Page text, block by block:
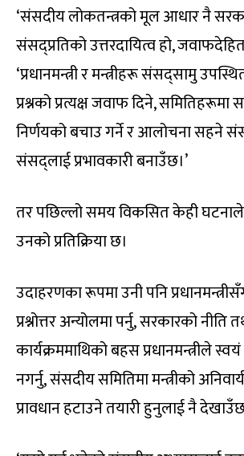
‘संसदीय लोकतन्त्रको मूल आधार नै
संसद्प्रतिको उत्तरदायित्व हो,
‘प्रधानमन्त्री र मन्त्रीहरू संसद्सामु
प्रश्नको प्रत्यक्ष जवाफ दिने, समितिहरूमा
निर्णयको बचाउ गर्ने र आलोचना सहने
संसद्लाई प्रभावकारी बनाउँछ।’
तर पछिल्लो समय विकसित केही
उनको प्रतिक्रिया छ।
उदाहरणका रूपमा उनी पनि
प्रश्नोत्तर अन्योलमा पर्नु, सरकारको नीति
कार्यक्रममाथिको बहस प्रधानमन्त्रीले
नगर्नु, संसदीय समितिमा मन्त्रीको
प्रावधान हटाउने तयारी हुनुलाई नै